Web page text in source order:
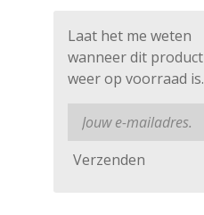
Laat het me weten
wanneer dit product
weer op voorraad is.
Verzenden